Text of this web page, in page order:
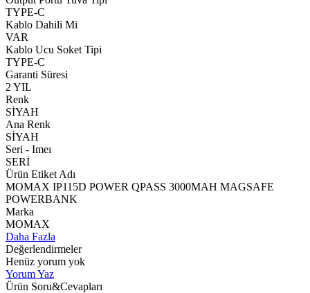
TYPE-C
Kablo Dahili Mi
VAR
Kablo Ucu Soket Tipi
TYPE-C
Garanti Süresi
2 YIL
Renk
SİYAH
Ana Renk
SİYAH
Seri - Imeı
SERİ
Ürün Etiket Adı
MOMAX IP115D POWER QPASS 3000MAH MAGSAFE
POWERBANK
Marka
MOMAX
Daha Fazla
Değerlendirmeler
Henüz yorum yok
Yorum Yaz
Ürün Soru&Cevapları